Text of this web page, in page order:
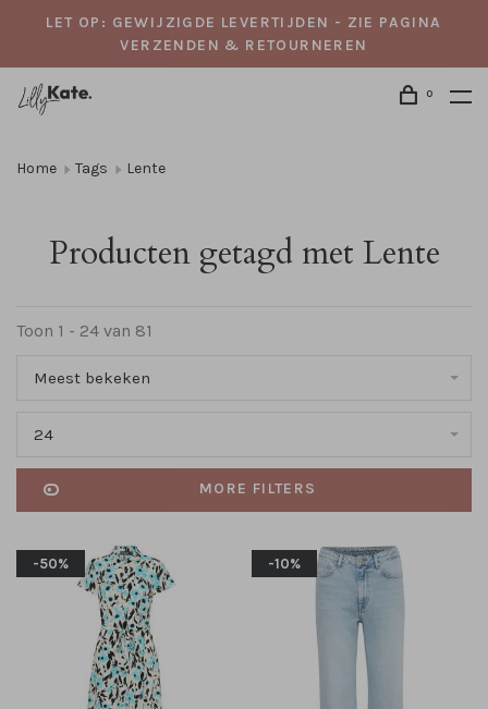
LET OP: GEWIJZIGDE LEVERTIJDEN - ZIE PAGINA
VERZENDEN & RETOURNEREN
0
Home Tags Lente
Producten getagd met Lente
Toon 1 - 24 van 81
Meest bekeken
24
MORE FILTERS
-50% -10%